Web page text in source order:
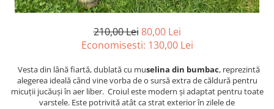
210,00 Lei 80,00 Lei
Economisesti: 130,00 Lei
Vesta din lână fiartă, dublată cu muselina din bumbac, reprezintă
alegerea ideală când vine vorba de o sursă extra de căldură pentru
micuții jucăuși în aer liber. Croiul este modern și adaptat pentru toate
varstele. Este potrivită atât ca strat exterior în zilele de